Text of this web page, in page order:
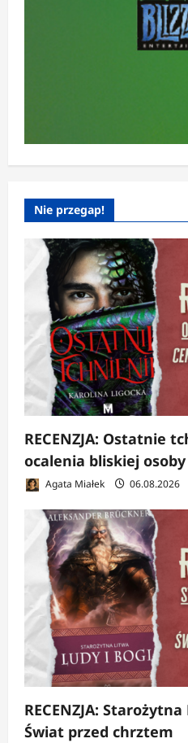
Nie przegap!
RECENZJA: Ostatnie
ocalenia bliskiej osoby
Agata Miałek 06.08.2026
RECENZJA:
Świat przed chrztem